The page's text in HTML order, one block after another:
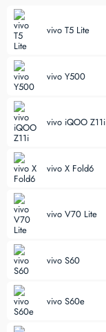
vivo T5 Lite
vivo Y500
vivo iQOO Z11i
vivo X Fold6
vivo V70 Lite
vivo S60
vivo S60e